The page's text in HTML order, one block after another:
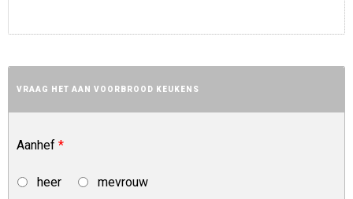
VRAAG HET AAN VOORBROOD KEUKENS
Aanhef *
heer mevrouw